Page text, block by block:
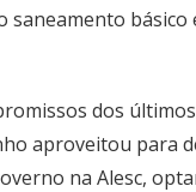
saneamento básico
dos
aproveitou para
na Alesc,